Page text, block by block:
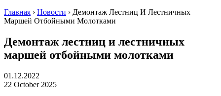
Главная › Новости › Демонтаж Лестниц И Лестничных
Маршей Отбойными Молотками
Демонтаж лестниц и лестничных
маршей отбойными молотками
01.12.2022
22 October 2025